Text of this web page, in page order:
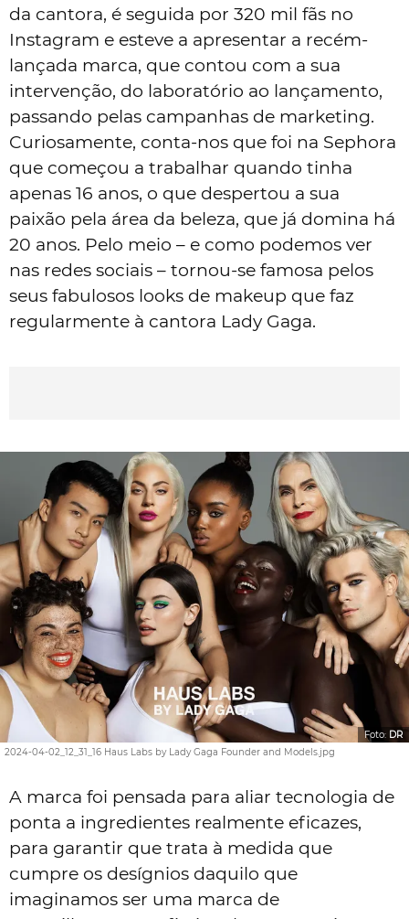
da cantora, é seguida por 320 mil fãs no
Instagram e esteve a apresentar a recém-
lançada marca, que contou com a sua
intervenção, do laboratório ao lançamento,
passando pelas campanhas de marketing.
Curiosamente, conta-nos que foi na Sephora
que começou a trabalhar quando tinha
apenas 16 anos, o que despertou a sua
paixão pela área da beleza, que já domina há
20 anos. Pelo meio – e como podemos ver
nas redes sociais – tornou-se famosa pelos
seus fabulosos looks de makeup que faz
regularmente à cantora Lady Gaga.
2024-04-02_12_31_16 Haus Labs by Lady Gaga Founder and Models.jpg
Foto: DR
A marca foi pensada para aliar tecnologia de
ponta a ingredientes realmente eficazes,
para garantir que trata à medida que
cumpre os desígnios daquilo que
imaginamos ser uma marca de